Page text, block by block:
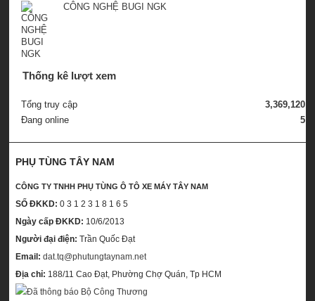
CÔNG NGHỆ BUGI NGK
Thống kê lượt xem
Tổng truy cập
3,369,120
Đang online
5
PHỤ TÙNG TÂY NAM
CÔNG TY TNHH PHỤ TÙNG Ô TÔ XE MÁY TÂY NAM
SỐ ĐKKD: 0 3 1 2 3 1 8 1 6 5
Ngày cấp ĐKKD: 10/6/2013
Người đại điện: Trần Quốc Đạt
Email: dat.tq@phutungtaynam.net
Địa chỉ: 188/11 Cao Đạt, Phường Chợ Quán, Tp HCM